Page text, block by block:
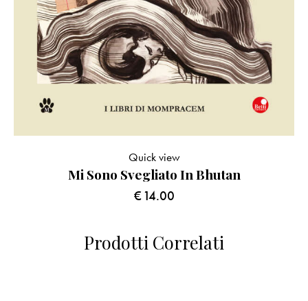
Mi Sono Svegliato In Bhutan
€14.00
Quick view
Prodotti Correlati